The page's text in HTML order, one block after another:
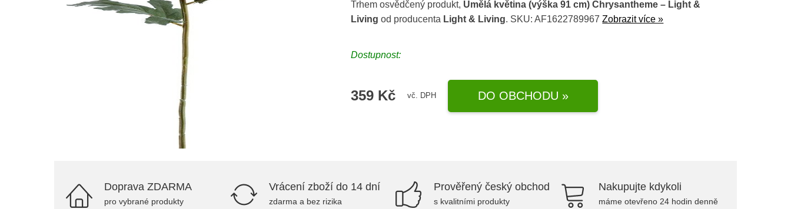
Trhem osvědčený produkt, Umělá květina (výška 91 cm) Chrysantheme – Light &
Living od producenta Light & Living. SKU: AF1622789967Zobrazit více »
Dostupnost:
359 Kč vč. DPH DO OBCHODU »
Doprava ZDARMA
pro vybrané produkty
Vrácení zboží do 14 dní
zdarma a bez rizika
Prověřený český obchod
s kvalitními produkty
Nakupujte kdykoli
máme otevřeno 24 hodin denně